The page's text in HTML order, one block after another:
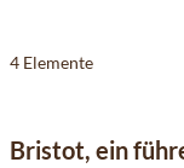
4 Elemente
Bristot, ein